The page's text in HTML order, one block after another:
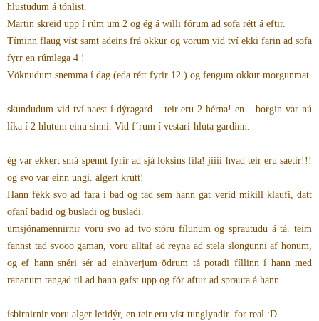
hlustudum á tónlist.
Martin skreid upp í rúm um 2 og ég á willi fórum ad sofa rétt á eftir.
Tíminn flaug víst samt adeins frá okkur og vorum vid tví ekki farin ad sofa
fyrr en rúmlega 4 !
Vöknudum snemma í dag (eda rétt fyrir 12 ) og fengum okkur morgunmat.
skundudum vid tví naest í dýragard... teir eru 2 hérna! en... borgin var nú
líka í 2 hlutum einu sinni. Vid f´rum í vestari-hluta gardinn.
ég var ekkert smá spennt fyrir ad sjá loksins fíla! jiiii hvad teir eru saetir!!!
og svo var einn ungi. algert krútt!
Hann fékk svo ad fara í bad og tad sem hann gat verid mikill klaufi, datt
ofaní badid og busladi og busladi.
umsjónamennirnir voru svo ad tvo stóru fílunum og sprautudu á tá. teim
fannst tad svooo gaman, voru alltaf ad reyna ad stela slöngunni af honum,
og ef hann snéri sér ad einhverjum ödrum tá potadi fíllinn í hann med
rananum tangad til ad hann gafst upp og fór aftur ad sprauta á hann.
ísbirnirnir voru alger letidýr, en teir eru víst tunglyndir. for real :D